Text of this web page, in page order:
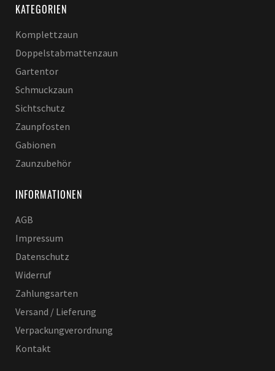
KATEGORIEN
Komplettzaun
Doppelstabmattenzaun
Gartentor
Schmuckzaun
Sichtschutz
Zaunpfosten
Gabionen
Zaunzubehör
INFORMATIONEN
AGB
Impressum
Datenschutz
Widerruf
Zahlungsarten
Versand / Lieferung
Verpackungverordnung
Kontakt